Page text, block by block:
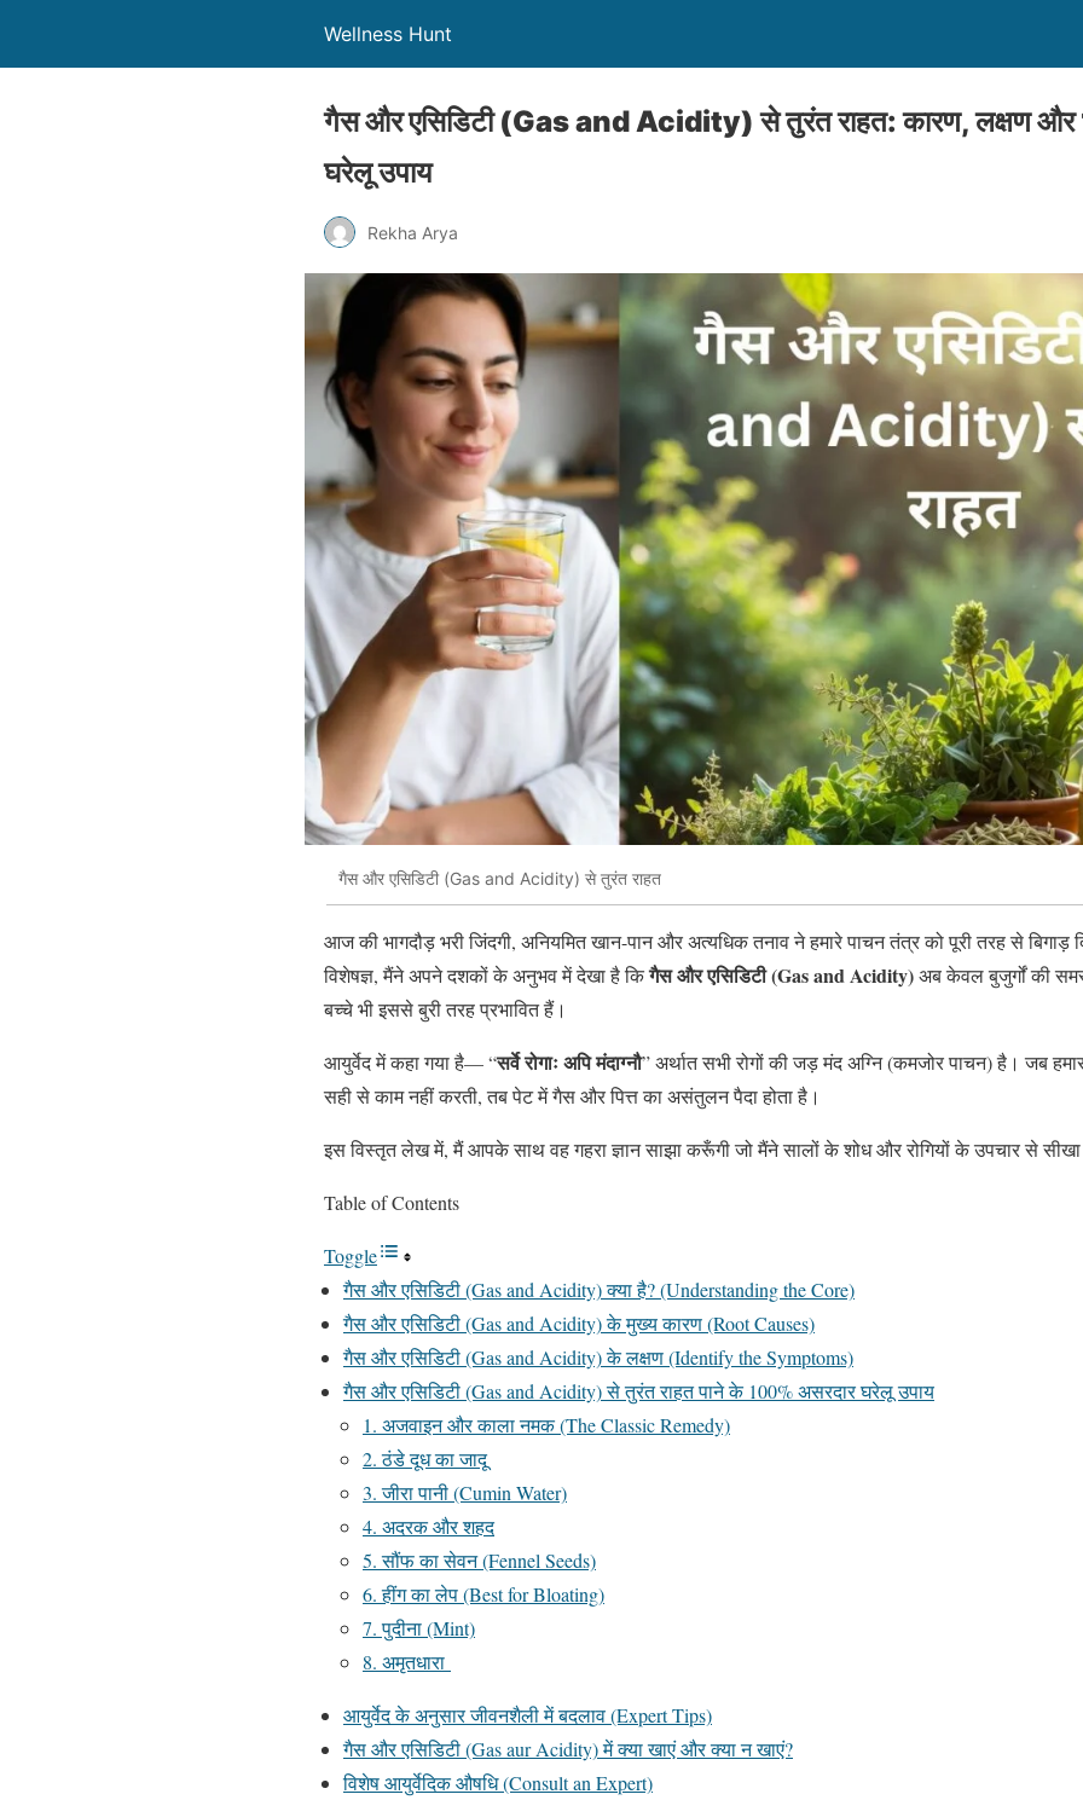
Wellness Hunt
गैस और एसिडिटी (Gas and Acidity) से तुरंत राहत: कारण, लक्षण
घरेलू उपाय
Rekha Arya
गैस और एसिडिटी (Gas and Acidity) से तुरंत राहत
आज की भागदौड़ भरी जिंदगी, अनियमित खान-पान और अत्यधिक तनाव ने हमारे पाचन तंत्र को पूरी तरह से बिगाड़
विशेषज्ञ, मैंने अपने दशकों के अनुभव में देखा है किगैस और एसिडिटी (Gas and Acidity)अब केवल बुजुर्गों की
बच्चे भी इससे बुरी तरह प्रभावित हैं।
आयुर्वेद में कहा गया है— “सर्वे रोगाः अपि मंदाग्नौ” अर्थात सभी रोगों की जड़ मंद अग्नि (कमजोर पाचन) है। जब
सही से काम नहीं करती, तब पेट में गैस और पित्त का असंतुलन पैदा होता है।
इस विस्तृत लेख में, मैं आपके साथ वह गहरा ज्ञान साझा करूँगी जो मैंने सालों के शोध और रोगियों के उपचार से
Table of Contents
Toggle
गैस और एसिडिटी (Gas and Acidity) क्या है? (Understanding the Core)
गैस और एसिडिटी (Gas and Acidity) के मुख्य कारण (Root Causes)
गैस और एसिडिटी (Gas and Acidity) के लक्षण (Identify the Symptoms)
गैस और एसिडिटी (Gas and Acidity) से तुरंत राहत पाने के 100% असरदार घरेलू उपाय
1. अजवाइन और काला नमक (The Classic Remedy)
2. ठंडे दूध का जादू
3. जीरा पानी (Cumin Water)
4. अदरक और शहद
5. सौंफ का सेवन (Fennel Seeds)
6. हींग का लेप (Best for Bloating)
7. पुदीना (Mint)
8. अमृतधारा
आयुर्वेद के अनुसार जीवनशैली में बदलाव (Expert Tips)
गैस और एसिडिटी (Gas aur Acidity) में क्या खाएं और क्या न खाएं?
विशेष आयुर्वेदिक औषधि (Consult an Expert)